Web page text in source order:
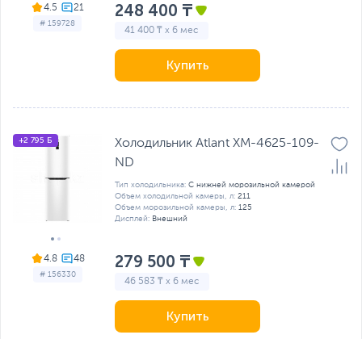
4.5
# 159728
248 400 ₸
41 400 ₸ x 6 мес
Купить
4.8
# 156330
+2 795 Б
Холодильник Atlant ХМ-4625-109-
ND
Тип холодильника: С нижней морозильной камерой
Объем холодильной камеры, л: 211
Объем морозильной камеры, л: 125
Дисплей: Внешний
279 500 ₸
46 583 ₸ x 6 мес
Купить